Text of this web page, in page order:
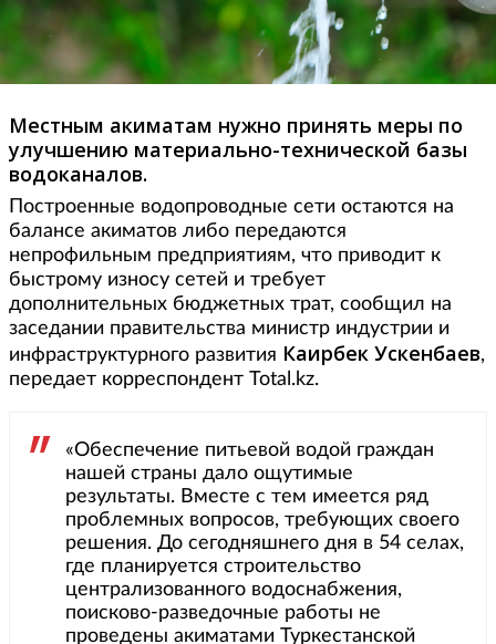
Местным акиматам нужно принять меры по
улучшению материально-технической базы
водоканалов.
Построенные водопроводные сети остаются на
балансе акиматов либо передаются
непрофильным предприятиям, что приводит к
быстрому износу сетей и требует
дополнительных бюджетных трат, сообщил на
заседании правительства министр индустрии и
инфраструктурного развития Каирбек Ускенбаев,
передает корреспондент Total.kz.
«Обеспечение питьевой водой граждан
нашей страны дало ощутимые
результаты. Вместе с тем имеется ряд
проблемных вопросов, требующих своего
решения. До сегодняшнего дня в 54 селах,
где планируется строительство
централизованного водоснабжения,
поисково-разведочные работы не
проведены акиматами Туркестанской